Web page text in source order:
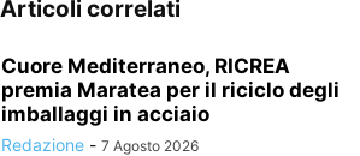
Articoli correlati
Cuore Mediterraneo, RICREA
premia Maratea per il riciclo degli
imballaggi in acciaio
Redazione - 7 Agosto 2026